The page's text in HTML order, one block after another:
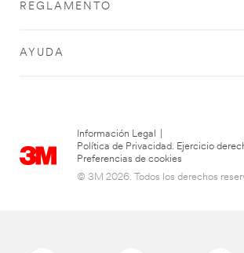
REGLAMENTO
AYUDA
Información Legal
Política de Privacidad. Ejercicio
Preferencias de cookies
© 3M 2026. Todos los derechos